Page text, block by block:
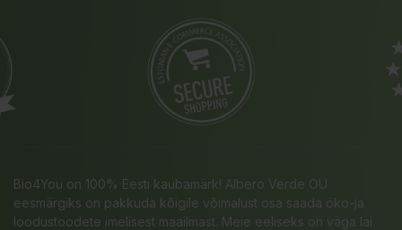
Bio4You on 100% Eesti kaubamärk! Albero Verde OÜ
eesmärgiks on pakkuda kõigile võimalust osa saada öko-ja
loodustoodete imelisest maailmast. Meie eeliseks on väga lai